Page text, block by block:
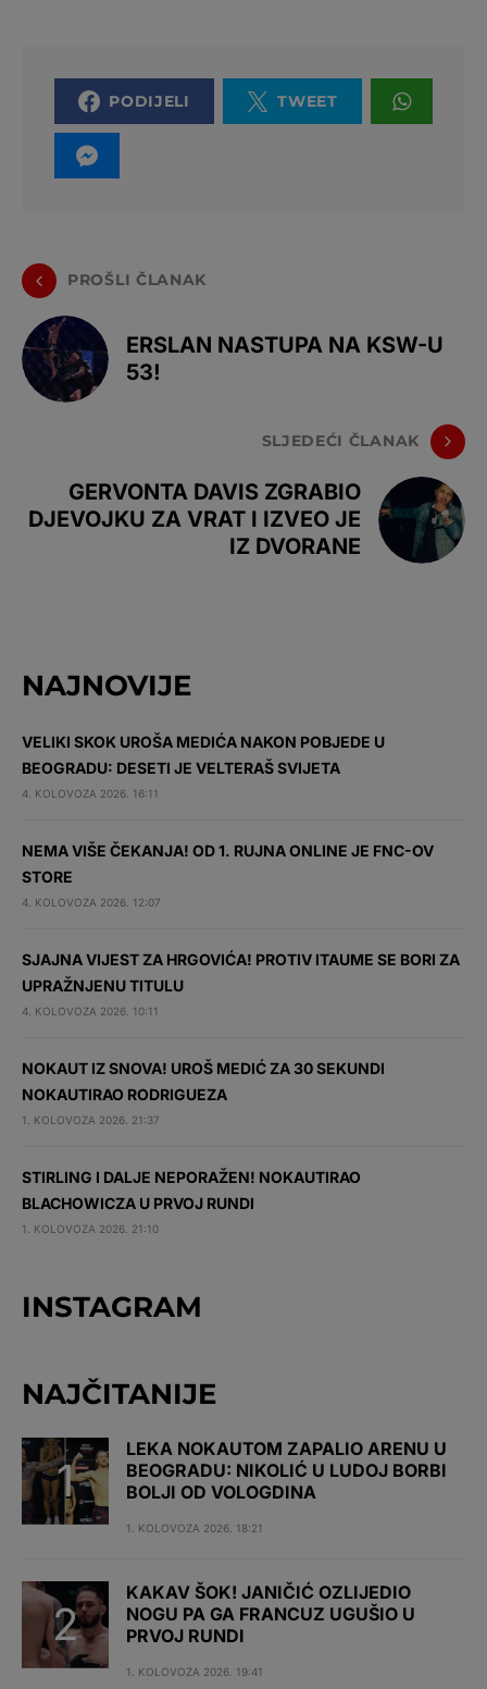
PODIJELI TWEET
PROŠLI ČLANAK
ERSLAN NASTUPA NA KSW-U
53!
SLJEDEĆI ČLANAK
GERVONTA DAVIS ZGRABIO
DJEVOJKU ZA VRAT I IZVEO JE
IZ DVORANE
NAJNOVIJE
VELIKI SKOK UROŠA MEDIĆA NAKON POBJEDE U
BEOGRADU: DESETI JE VELTERAŠ SVIJETA
4. KOLOVOZA 2026. 16:11
NEMA VIŠE ČEKANJA! OD 1. RUJNA ONLINE JE FNC-OV
STORE
4. KOLOVOZA 2026. 12:07
SJAJNA VIJEST ZA HRGOVIĆA! PROTIV ITAUME SE BORI ZA
UPRAŽNJENU TITULU
4. KOLOVOZA 2026. 10:11
NOKAUT IZ SNOVA! UROŠ MEDIĆ ZA 30 SEKUNDI
NOKAUTIRAO RODRIGUEZA
1. KOLOVOZA 2026. 21:37
STIRLING I DALJE NEPORAŽEN! NOKAUTIRAO
BLACHOWICZA U PRVOJ RUNDI
1. KOLOVOZA 2026. 21:10
INSTAGRAM
NAJČITANIJE
LEKA NOKAUTOM ZAPALIO ARENU U
BEOGRADU: NIKOLIĆ U LUDOJ BORBI
BOLJI OD VOLOGDINA
1. KOLOVOZA 2026. 18:21
KAKAV ŠOK! JANIČIĆ OZLIJEDIO
NOGU PA GA FRANCUZ UGUŠIO U
PRVOJ RUNDI
1. KOLOVOZA 2026. 19:41